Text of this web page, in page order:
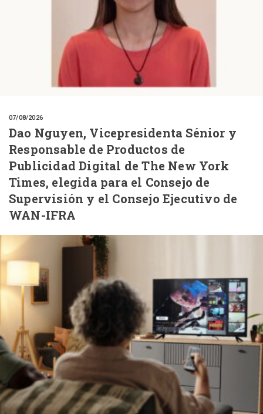
07/08/2026
Dao Nguyen, Vicepresidenta Sénior y
Responsable de Productos de
Publicidad Digital de The New York
Times, elegida para el Consejo de
Supervisión y el Consejo Ejecutivo de
WAN-IFRA